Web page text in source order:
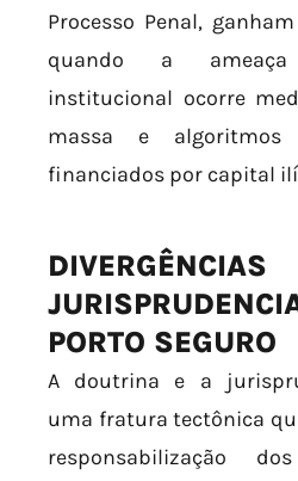
Processo Penal,
quando a
institucional ocorre
massa e algoritmos
financiados por capital
DIVERGÊNCIAS
PORTO SEGURO
A doutrina e a
uma fratura tectônica
responsabilização